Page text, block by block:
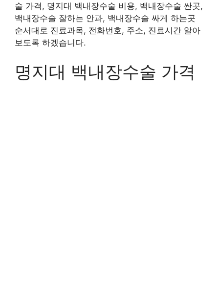
술 가격, 명지대 백내장수술 비용, 백내장수술 싼곳,
백내장수술 잘하는 안과, 백내장수술 싸게 하는곳
순서대로 진료과목, 전화번호, 주소, 진료시간 알아
보도록 하겠습니다.
명지대 백내장수술 가격